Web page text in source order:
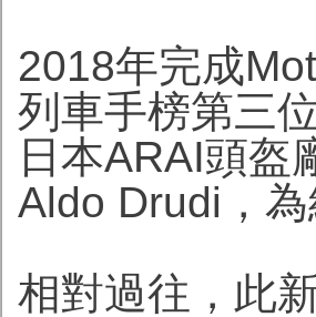
2018年完成
列車手榜第三
日本ARAI頭盔
Aldo Drudi，
相對過往，此